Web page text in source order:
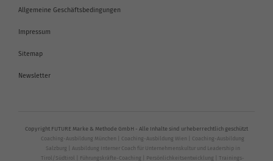
Allgemeine Geschäftsbedingungen
Impressum
Sitemap
Newsletter
Copyright FUTURE Marke & Methode GmbH - Alle Inhalte sind urheberrechtlich geschützt
Coaching-Ausbildung München Coaching-Ausbildung Wien
Coaching-Ausbildung
Salzburg
Ausbildung Interner Coach für Unternehmenskultur und Leadership in
Tirol/Südtirol
Führungskräfte-Coaching Persönlichkeitsentwicklung Trainings-